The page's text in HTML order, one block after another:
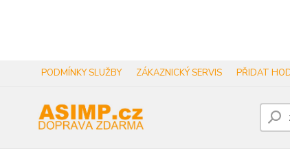
PODMÍNKY SLUŽBY ZÁKAZNICKÝ SERVIS PŘIDAT